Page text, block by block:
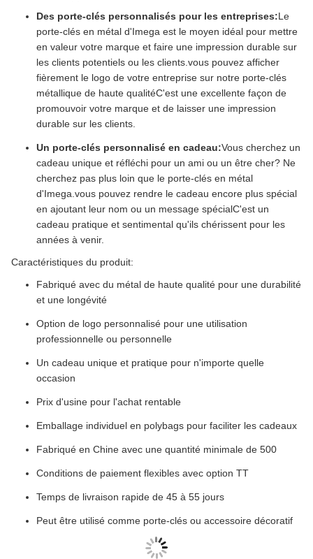
Des porte-clés personnalisés pour les entreprises:Le
porte-clés en métal d'Imega est le moyen idéal pour mettre
en valeur votre marque et faire une impression durable sur
les clients potentiels ou les clients.vous pouvez afficher
fièrement le logo de votre entreprise sur notre porte-clés
métallique de haute qualitéC'est une excellente façon de
promouvoir votre marque et de laisser une impression
durable sur les clients.
Un porte-clés personnalisé en cadeau:Vous cherchez un
cadeau unique et réfléchi pour un ami ou un être cher? Ne
cherchez pas plus loin que le porte-clés en métal
d'Imega.vous pouvez rendre le cadeau encore plus spécial
en ajoutant leur nom ou un message spécialC'est un
cadeau pratique et sentimental qu'ils chérissent pour les
années à venir.
Caractéristiques du produit:
Fabriqué avec du métal de haute qualité pour une durabilité
et une longévité
Option de logo personnalisé pour une utilisation
professionnelle ou personnelle
Un cadeau unique et pratique pour n'importe quelle
occasion
Prix d'usine pour l'achat rentable
Emballage individuel en polybags pour faciliter les cadeaux
Fabriqué en Chine avec une quantité minimale de 500
Conditions de paiement flexibles avec option TT
Temps de livraison rapide de 45 à 55 jours
Peut être utilisé comme porte-clés ou accessoire décoratif